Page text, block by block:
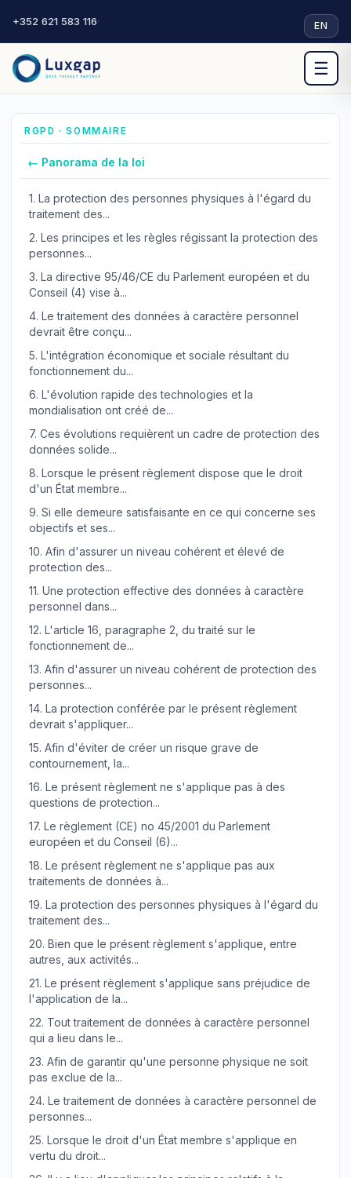
+352 621 583 116· EN
☰
RGPD · SOMMAIRE
← Panorama de la loi
1. La protection des personnes physiques à l'égard du
traitement des...
2. Les principes et les règles régissant la protection des
personnes...
3. La directive 95/46/CE du Parlement européen et du
Conseil (4) vise à...
4. Le traitement des données à caractère personnel
devrait être conçu...
5. L'intégration économique et sociale résultant du
fonctionnement du...
6. L'évolution rapide des technologies et la
mondialisation ont créé de...
7. Ces évolutions requièrent un cadre de protection des
données solide...
8. Lorsque le présent règlement dispose que le droit
d'un État membre...
9. Si elle demeure satisfaisante en ce qui concerne ses
objectifs et ses...
10. Afin d'assurer un niveau cohérent et élevé de
protection des...
11. Une protection effective des données à caractère
personnel dans...
12. L'article 16, paragraphe 2, du traité sur le
fonctionnement de...
13. Afin d'assurer un niveau cohérent de protection des
personnes...
14. La protection conférée par le présent règlement
devrait s'appliquer...
15. Afin d'éviter de créer un risque grave de
contournement, la...
16. Le présent règlement ne s'applique pas à des
questions de protection...
17. Le règlement (CE) no 45/2001 du Parlement
européen et du Conseil (6)...
18. Le présent règlement ne s'applique pas aux
traitements de données à...
19. La protection des personnes physiques à l'égard du
traitement des...
20. Bien que le présent règlement s'applique, entre
autres, aux activités...
21. Le présent règlement s'applique sans préjudice de
l'application de la...
22. Tout traitement de données à caractère personnel
qui a lieu dans le...
23. Afin de garantir qu'une personne physique ne soit
pas exclue de la...
24. Le traitement de données à caractère personnel de
personnes...
25. Lorsque le droit d'un État membre s'applique en
vertu du droit...